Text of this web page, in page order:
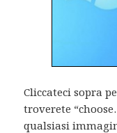
Cliccateci sopra
troverete
qualsiasi